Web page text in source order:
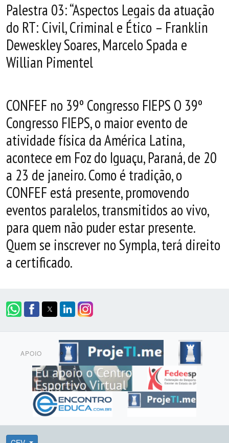
Palestra 03: “Aspectos Legais da atuação
do RT: Civil, Criminal e Ético – Franklin
Deweskley Soares, Marcelo Spada e
Willian Pimentel
CONFEF no 39º Congresso FIEPS O 39º
Congresso FIEPS, o maior evento de
atividade física da América Latina,
acontece em Foz do Iguaçu, Paraná, de 20
a 23 de janeiro. Como é tradição, o
CONFEF está presente, promovendo
eventos paralelos, transmitidos ao vivo,
para quem não puder estar presente.
Quem se inscrever no Sympla, terá direito
a certificado.
APOIO